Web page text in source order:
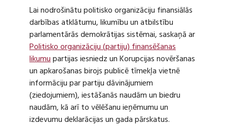
Lai nodrošinātu politisko organizāciju finansiālās
darbības atklātumu, likumību un atbilstību
parlamentārās demokrātijas sistēmai, saskaņā ar
Politisko organizāciju (partiju) finansēšanas
likumupartijas iesniedz un Korupcijas novēršanas
un apkarošanas birojs publicē tīmekļa vietnē
informāciju par partiju dāvinājumiem
(ziedojumiem), iestāšanās naudām un biedru
naudām, kā arī to vēlēšanu ieņēmumu un
izdevumu deklarācijas un gada pārskatus.